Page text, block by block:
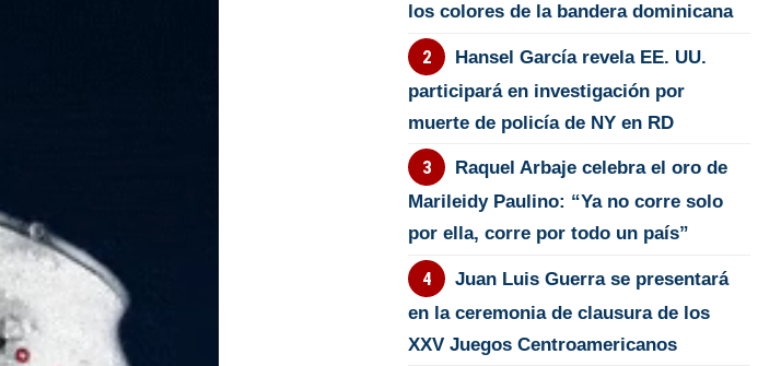
los colores de la bandera dominicana
Hansel García revela EE. UU.
participará en investigación por
muerte de policía de NY en RD
Raquel Arbaje celebra el oro de
Marileidy Paulino: “Ya no corre solo
por ella, corre por todo un país”
Juan Luis Guerra se presentará
en la ceremonia de clausura de los
XXV Juegos Centroamericanos